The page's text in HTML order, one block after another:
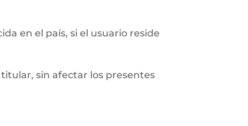
en el país, si el usuario reside
sin afectar los presentes